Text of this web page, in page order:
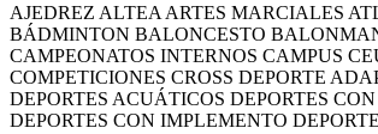
AJEDREZ ALTEA ARTES MARCIALES
BÁDMINTON BALONCESTO
CAMPEONATOS INTERNOS CAMPUS
COMPETICIONES CROSS DEPORTE
DEPORTES ACUÁTICOS DEPORTES
DEPORTES CON IMPLEMENTO